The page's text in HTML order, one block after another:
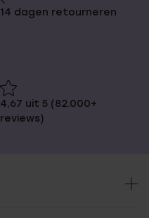
14 dagen retourneren
4,67 uit 5 (82.000+
reviews)